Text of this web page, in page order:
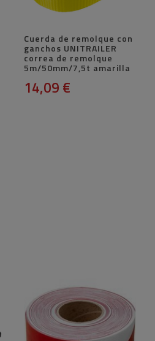
Cuerda de remolque con
ganchos UNITRAILER
correa de remolque
5m/50mm/7,5t amarilla
14,09 €